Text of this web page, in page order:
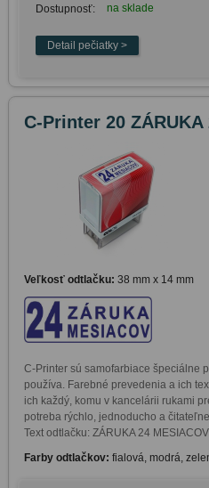
Dostupnosť: na sklade
C-Printer 20 ZÁRUKA
Veľkosť odtlačku: 38 mm x 14 mm
C-Printer sú samofarbiace špeciálne
používa. Farebné prevedenia a ich
ich každý, komu v kancelárii rukami
potreba rýchlo, jednoducho a
Text odtlačku: ZÁRUKA 24
Farby odtlačkov: fialová, modrá,